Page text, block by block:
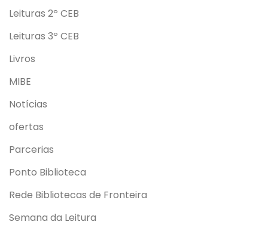
Leituras 2º CEB
Leituras 3º CEB
Livros
MIBE
Notícias
ofertas
Parcerias
Ponto Biblioteca
Rede Bibliotecas de Fronteira
Semana da Leitura